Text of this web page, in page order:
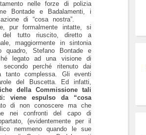
nelle forze di polizia
Bontade e Badalamenti, i
di “cosa nostra”.
pur formalmente intatte, si
del tutto riuscito, diretto a
maggiormente in sintonia
Stefano Bontade e
legato ad una visione di
perché ritenuto dai
tanto complessa. Gli eventi
del Buscetta. Ed infatti,
della Commissione tali
viene espulso da “cosa
di non conoscere ma che
nei confronti del capo di
(evidentemente per il
nemmeno quando le sue